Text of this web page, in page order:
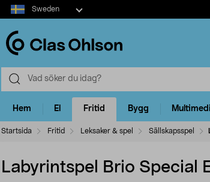
Select
market
Sweden
Hem El Fritid Bygg
Startsida Fritid Leksaker & spel Sällskapsspel
Labyrintspel Brio Special